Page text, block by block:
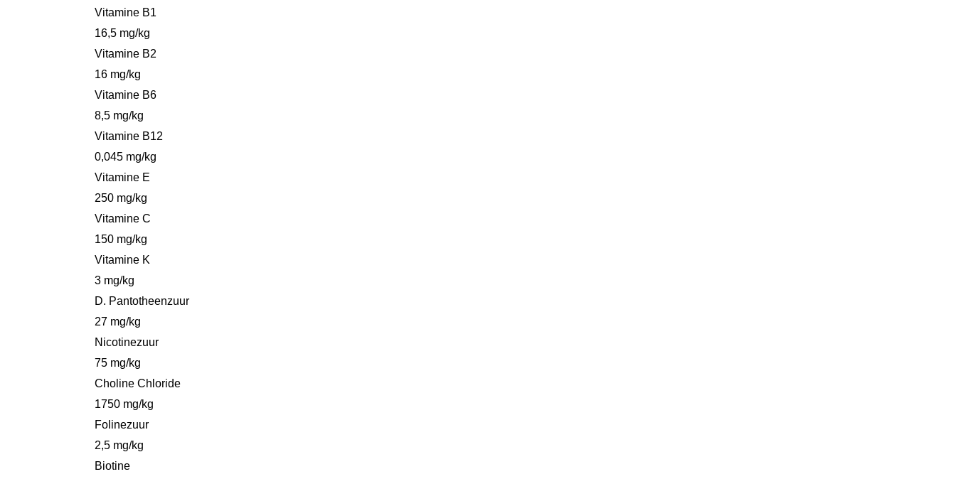
Vitamine B1
16,5 mg/kg
Vitamine B2
16 mg/kg
Vitamine B6
8,5 mg/kg
Vitamine B12
0,045 mg/kg
Vitamine E
250 mg/kg
Vitamine C
150 mg/kg
Vitamine K
3 mg/kg
D. Pantotheenzuur
27 mg/kg
Nicotinezuur
75 mg/kg
Choline Chloride
1750 mg/kg
Folinezuur
2,5 mg/kg
Biotine